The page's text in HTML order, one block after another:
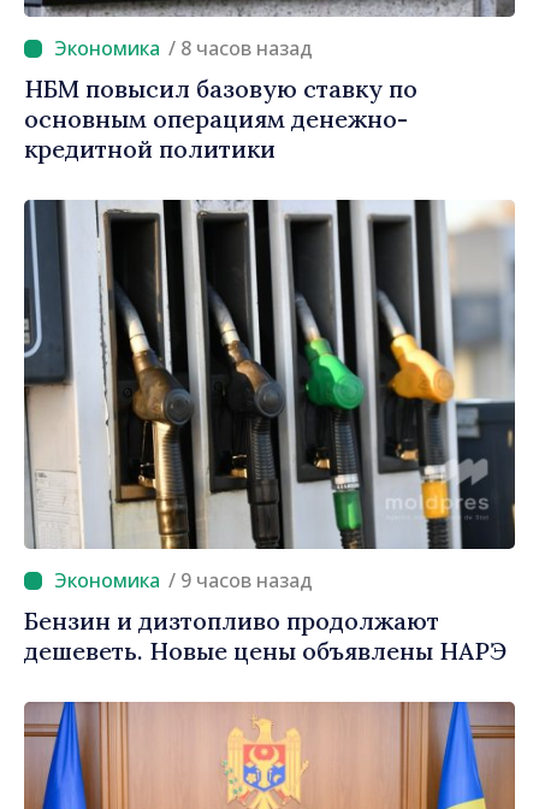
/ 8 часов назад
НБМ повысил базовую ставку по
основным операциям денежно-
кредитной политики
/ 9 часов назад
Бензин и дизтопливо продолжают
дешеветь. Новые цены объявлены НАРЭ